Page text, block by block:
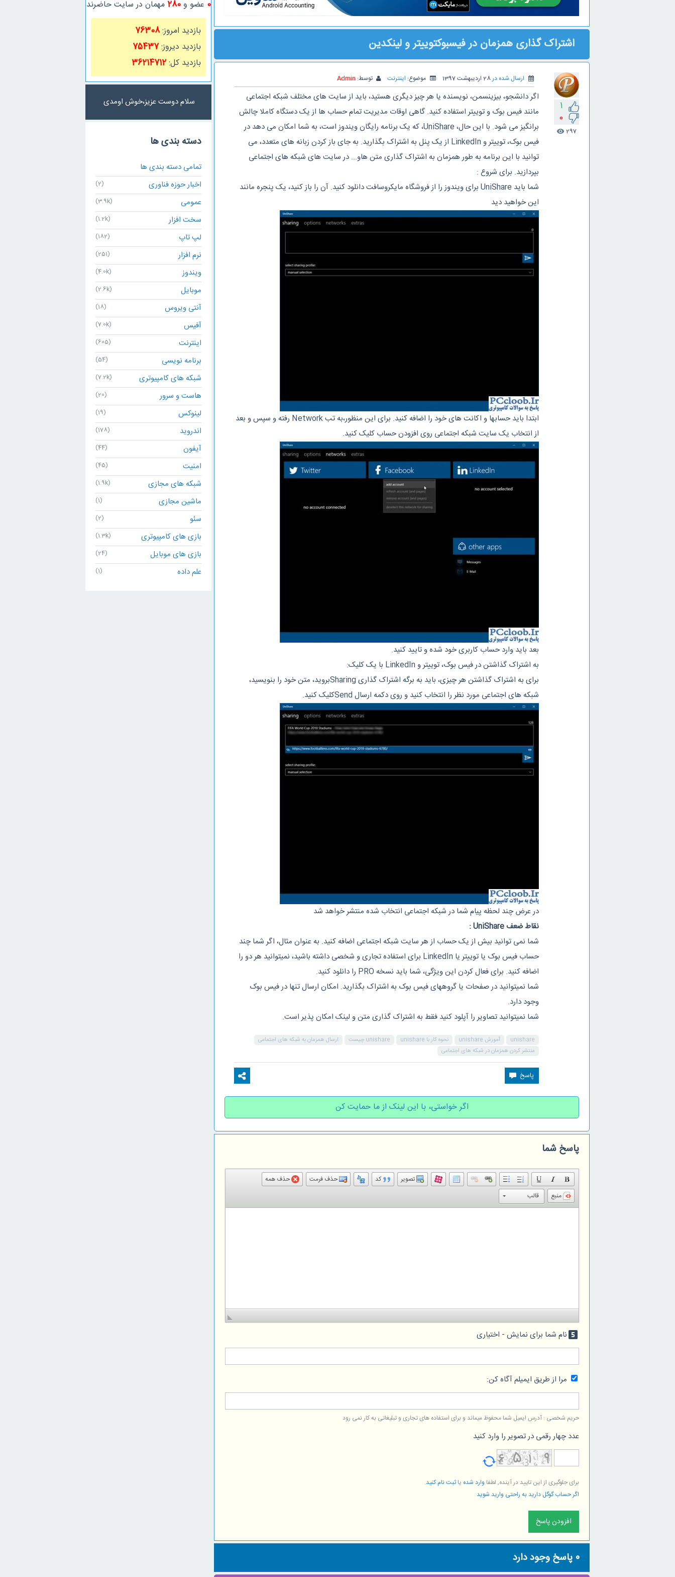
اشتراک گذاری همزمان در فیسبوکتوییتر و لینکدین
1
0
297
visibility
ارسال شده در28 اردیبهشت 1397 موضوع: اینترنت توسط: Admin
اگر دانشجو، بیزینسمن، نویسنده یا هر چیز دیگری هستید، باید از سایت های مختلف شبکه اجتماعی
مانند فیس بوک و توییتر استفاده کنید. گاهی اوقات مدیریت تمام حساب ها از یک دستگاه کاملا چالش
برانگیز می شود. با این حال، UniShare، که یک برنامه رایگان ویندوز است، به شما امکان می دهد در
فیس بوک، توییتر و LinkedIn از یک پنل به اشتراک بگذارید. به جای باز کردن زبانه های متعدد، می
توانید با این برنامه به طور همزمان به اشتراک گذاری متن هاو... در سایت های شبکه های اجتماعی
بپردازید. برای شروع :
شما باید UniShare برای ویندوز را از فروشگاه مایکروسافت دانلود کنید. آن را باز کنید، یک پنجره مانند
این خواهید دید
ابتدا باید حسابها و اکانت های خود را اضافه کنید. برای این منظور،به تب Network رفته و سپس و بعد
از انتخاب یک سایت شبکه اجتماعی روی افزودن حساب کلیک کنید.
بعد باید وارد حساب کاربری خود شده و تایید کنید.
به اشتراک گذاشتن در فیس بوک، توییتر و LinkedIn با یک کلیک:
برای به اشتراک گذاشتن هر چیزی، باید به برگه اشتراک گذاری Sharingبروید، متن خود را بنویسید،
شبکه های اجتماعی مورد نظر را انتخاب کنید و روی دکمه ارسال Sendکلیک کنید.
در عرض چند لحظه پیام شما در شبکه اجتماعی انتخاب شده منتشر خواهد شد
نقاط ضعف UniShare :
شما نمی توانید بیش از یک حساب از هر سایت شبکه اجتماعی اضافه کنید. به عنوان مثال، اگر شما چند
حساب فیس بوک یا توییتر یا LinkedIn برای استفاده تجاری و شخصی داشته باشید، نمیتوانید هر دو را
اضافه کنید. برای فعال کردن این ویژگی، شما باید نسخه PRO را دانلود کنید.
شما نمیتوانید در صفحات یا گروههای فیس بوک به اشتراک بگذارید. امکان ارسال تنها در فیس بوک
وجود دارد.
شما نمیتوانید تصاویر را آپلود کنید فقط به اشتراک گذاری متن و لینک امکان پذیر است.
unishare آموزش unishare نحوه کار با unishare unishare چیست
ارسال همزمان به شبکه های اجتماعی
منتشر کردن همزمان در شبکه های اجتماعی
اگر خواستی، با این لینک از ما حمایت کن
پاسخ شما
تصویر کد حذف فرمت
حذف همه
منبع
قالب
looks_5نام شما برای نمایش - اختیاری
مرا از طریق ایمیلم آگاه کن:
حریم شخصی : آدرس ایمیل شما محفوظ میماند و برای استفاده های تجاری و تبلیغاتی به کار نمی رود
عدد چهار رقمی در تصویر را وارد کنید
برای جلوگیری از این تایید در آینده, لطفا وارد شده یاثبت نام کنید.
اگر حساب گوگل دارید به راحتی وارید شوید
0 پاسخ وجود دارد
0 عضو و280 مهمان در سایت حاضرند
بازدید امروز:76308
بازدید دیروز:75437
بازدید کل:36214712
سلام دوست عزی
دسته بندی ها
تمامی دسته بندی ها
اخبار حوزه فناوری
(2)
عمومی (3.9k)
سخت افزار (1.2k)
لپ تاپ (182)
نرم افزار (251)
ویندوز (4.0k)
موبایل (2.6k)
آنتی ویروس (18)
آفیس (7.0k)
اینترنت (605)
برنامه نویسی (54)
شبکه های کامپیوتری (7.2k)
هاست و سرور (20)
لینوکس (19)
اندروید (178)
آیفون (44)
امنیت (45)
شبکه های مجازی (1.9k)
ماشین مجازی (1)
سئو (2)
بازی های کامپیوتری (1.3k)
بازی های موبایل (24)
علم داده (1)